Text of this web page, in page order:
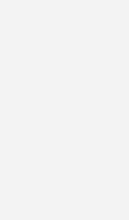
vor Ort
nicht rechtzeitig
möglich sind. Dies
Probleme keine
betroffen,
für Ausfälle von
Gründen in den letzten
Probleme mit